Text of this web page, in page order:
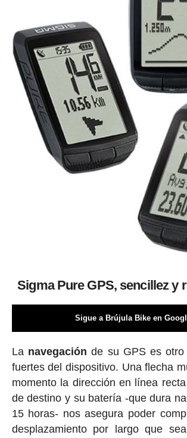
Sigma Pure GPS, sencillez y
Sigue a Brújula Bike en
La navegación de su GPS es
fuertes del dispositivo. Una flecha
momento la dirección en línea
de destino y su batería -que dura
15 horas- nos asegura poder
desplazamiento por largo que